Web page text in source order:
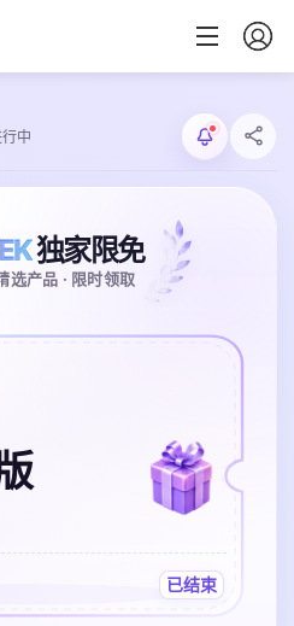
中
独家限免
选产品 · 限时领取
已结束